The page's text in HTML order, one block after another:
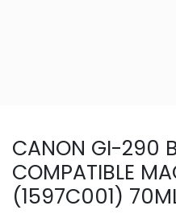
CANON GI-290
COMPATIBLE
(1597C001)